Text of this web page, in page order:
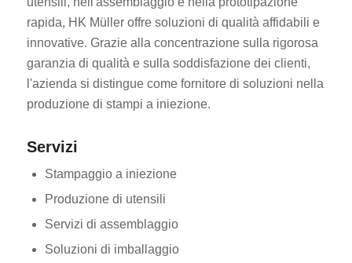
rapida, HK Müller offre soluzioni di qualità affidabili e
innovative. Grazie alla concentrazione sulla rigorosa
garanzia di qualità e sulla soddisfazione dei clienti,
l'azienda si distingue come fornitore di soluzioni nella
produzione di stampi a iniezione.
Servizi
Stampaggio a iniezione
Produzione di utensili
Servizi di assemblaggio
Soluzioni di imballaggio